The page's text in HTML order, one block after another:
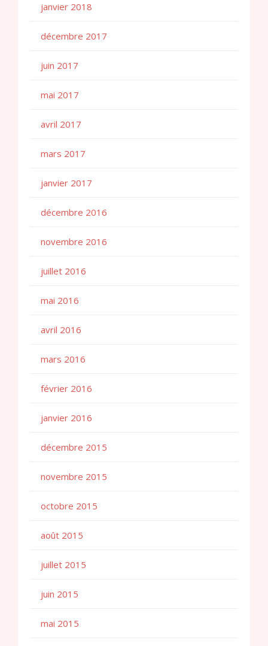
janvier 2018
décembre 2017
juin 2017
mai 2017
avril 2017
mars 2017
janvier 2017
décembre 2016
novembre 2016
juillet 2016
mai 2016
avril 2016
mars 2016
février 2016
janvier 2016
décembre 2015
novembre 2015
octobre 2015
août 2015
juillet 2015
juin 2015
mai 2015